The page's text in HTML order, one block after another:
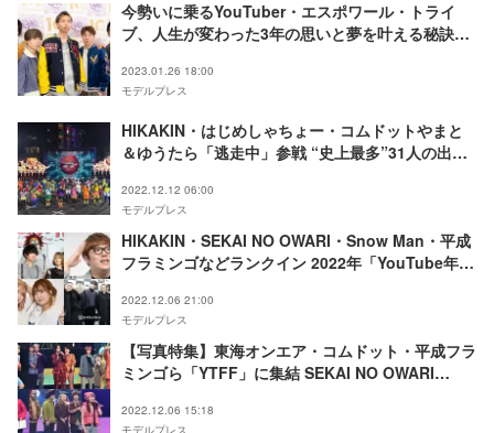
今勢いに乗るYouTuber・エスポワール・トライ
ブ、人生が変わった3年の思いと夢を叶える秘訣
2023.01.26 18:00
モデルプレス
HIKAKIN・はじめしゃちょー・コムドットやまと
＆ゆうたら「逃走中」参戦 “史上最多”31人の出演
2022.12.12 06:00
モデルプレス
HIKAKIN・SEKAI NO OWARI・Snow Man・平成
フラミンゴなどランクイン 2022年「YouTube年間
2022.12.06 21:00
モデルプレス
【写真特集】東海オンエア・コムドット・平成フラ
ミンゴら「YTFF」に集結 SEKAI NO OWARI
YouTube Fanfest Japan 2022＞
2022.12.06 15:18
モデルプレス